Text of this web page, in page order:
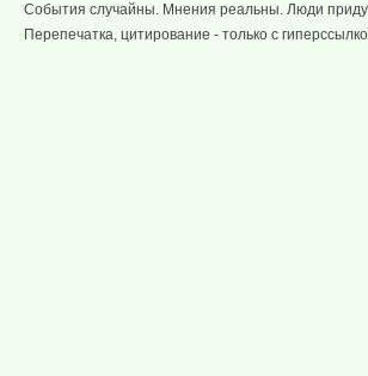
События случайны. Мнения реальны. Люди
Перепечатка, цитирование - только с